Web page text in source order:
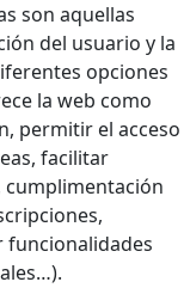
son aquellas
del usuario y la
opciones
la web como
permitir el acceso
facilitar
cumplimentación
funcionalidades